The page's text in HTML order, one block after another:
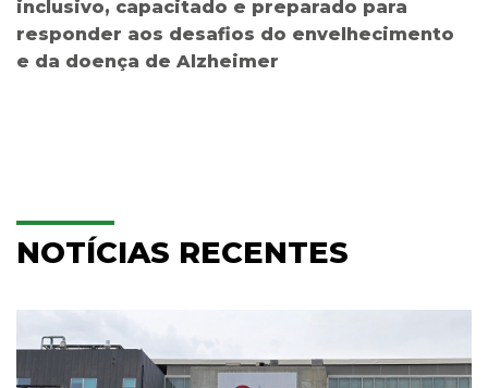
inclusivo, capacitado e preparado para
responder aos desafios do envelhecimento
e da doença de Alzheimer
NOTÍCIAS RECENTES